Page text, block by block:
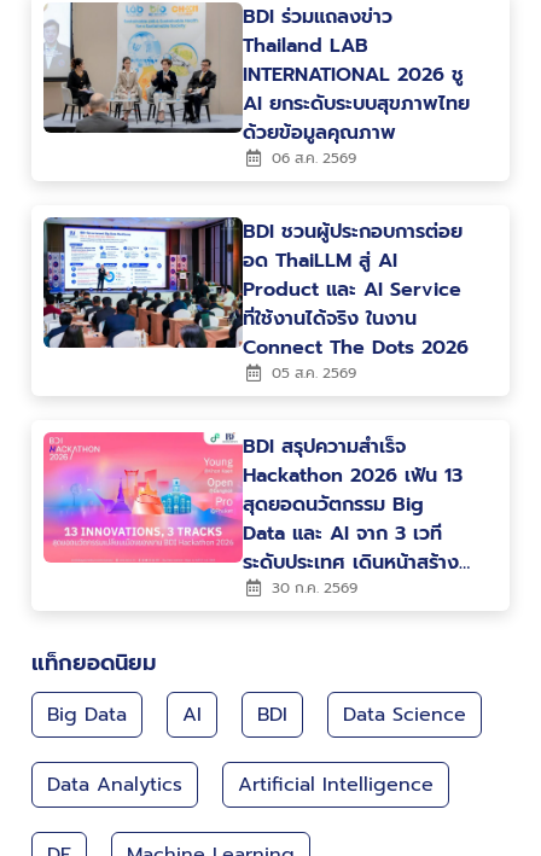
BDI ร่วมแถลงข่าว
Thailand LAB
INTERNATIONAL 2026 ชู
AI ยกระดับระบบสุขภาพไทย
ด้วยข้อมูลคุณภาพ
06 ส.ค. 2569
BDI ชวนผู้ประกอบการต่อย
อด ThaiLLM สู่ AI
Product และ AI Service
ที่ใช้งานได้จริง ในงาน
Connect The Dots 2026
05 ส.ค. 2569
BDI สรุปความสำเร็จ
Hackathon 2026 เฟ้น 13
สุดยอดนวัตกรรม Big
Data และ AI จาก 3 เวที
ระดับประเทศ เดินหน้าสร้าง
คน สร้างนวัตกรรม ขับ
เคลื่อนประเทศไทยสู่ Data-
30 ก.ค. 2569
แท็กยอดนิยม
Big Data AI BDI Data Science
Data Analytics Artificial Intelligence